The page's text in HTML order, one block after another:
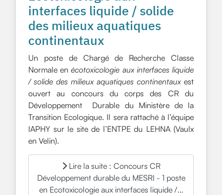
interfaces liquide / solide
des milieux aquatiques
continentaux
Un poste de Chargé de Recherche Classe
Normale enécotoxicologie aux interfaces liquide
/ solide des milieux aquatiques continentaux est
ouvert au concours du corps des CR du
Développement Durable du Ministère de la
Transition Ecologique. Il sera rattaché à l’équipe
IAPHY sur le site de l’ENTPE du LEHNA (Vaulx
en Velin).
Lire la suite : Concours CR
Développement durable du MESRI - 1 poste
en Ecotoxicologie aux interfaces liquide /...